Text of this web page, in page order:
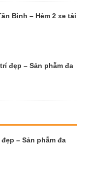
Bình – Hẻm 2 xe tải
đẹp – Sản phẫm đa
– Sản phẫm đa